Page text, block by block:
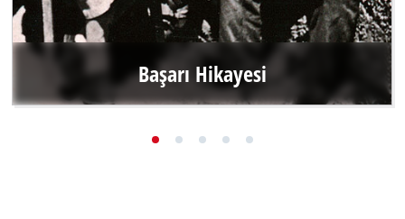
Başarı Hikayesi
Hans Einhell, 1964 yılında şirketi devralmasını yeğeni
üzere olduğu başarı hikayesinin farkında değildi.